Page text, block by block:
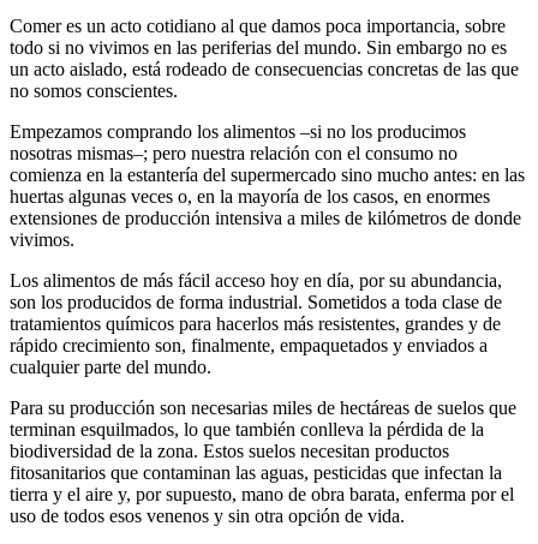
Comer es un acto cotidiano al que damos poca importancia, sobre
todo si no vivimos en las periferias del mundo. Sin embargo no es
un acto aislado, está rodeado de consecuencias concretas de las que
no somos conscientes.
Empezamos comprando los alimentos –si no los producimos
nosotras mismas–; pero nuestra relación con el consumo no
comienza en la estantería del supermercado sino mucho antes: en las
huertas algunas veces o, en la mayoría de los casos, en enormes
extensiones de producción intensiva a miles de kilómetros de donde
vivimos.
Los alimentos de más fácil acceso hoy en día, por su abundancia,
son los producidos de forma industrial. Sometidos a toda clase de
tratamientos químicos para hacerlos más resistentes, grandes y de
rápido crecimiento son, finalmente, empaquetados y enviados a
cualquier parte del mundo.
Para su producción son necesarias miles de hectáreas de suelos que
terminan esquilmados, lo que también conlleva la pérdida de la
biodiversidad de la zona. Estos suelos necesitan productos
fitosanitarios que contaminan las aguas, pesticidas que infectan la
tierra y el aire y, por supuesto, mano de obra barata, enferma por el
uso de todos esos venenos y sin otra opción de vida.